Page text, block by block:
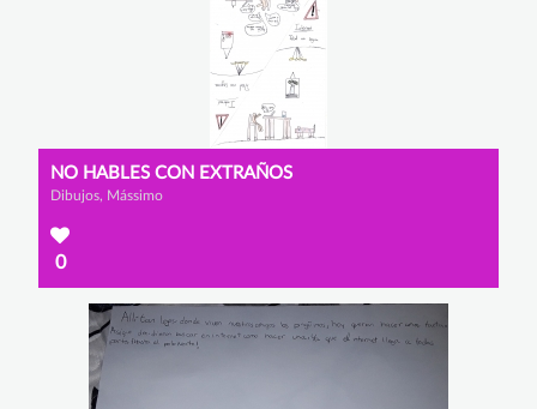
NO HABLES CON EXTRAÑOS
Dibujos, Mássimo
0